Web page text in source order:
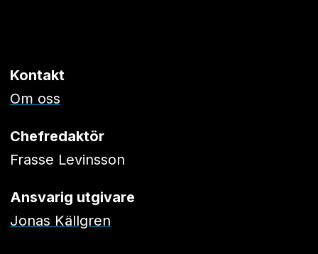
Kontakt
Om oss
Chefredaktör
Frasse Levinsson
Ansvarig utgivare
Jonas Källgren